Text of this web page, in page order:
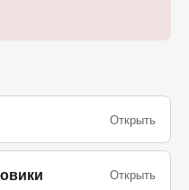
Открыть
Открыть